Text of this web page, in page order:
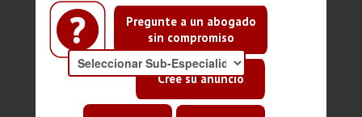
Pregunte a un abogado
sin compromiso
Cree su anuncio